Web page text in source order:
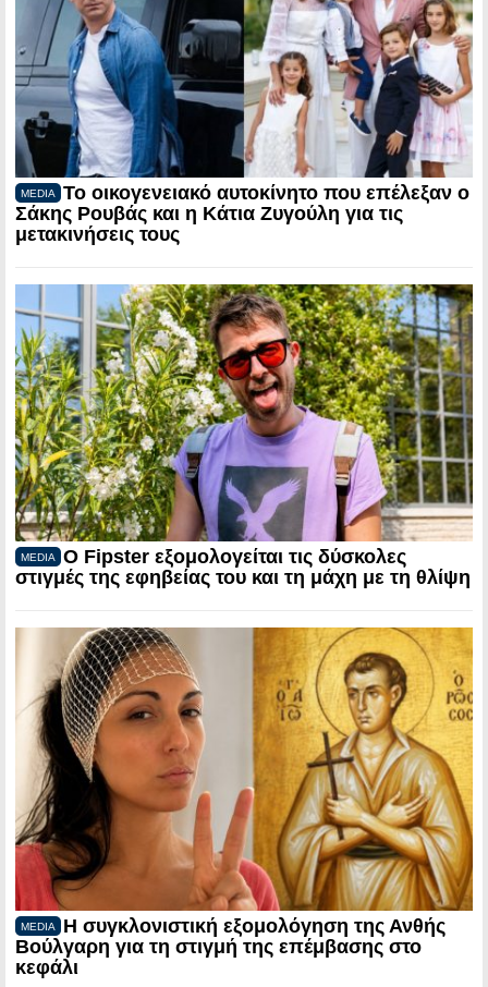
MEDIA
Το οικογενειακό αυτοκίνητο που επέλεξαν ο
Σάκης Ρουβάς και η Κάτια Ζυγούλη για τις
μετακινήσεις τους
MEDIA
Ο Fipster εξομολογείται τις δύσκολες
στιγμές της εφηβείας του και τη μάχη με τη θλίψη
MEDIA
Η συγκλονιστική εξομολόγηση της Ανθής
Βούλγαρη για τη στιγμή της επέμβασης στο
κεφάλι